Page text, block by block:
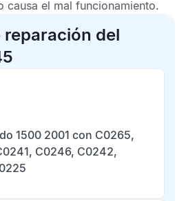
causa el mal funcionamiento.
reparación del
1500 2001 con C0265,
C0246, C0242,